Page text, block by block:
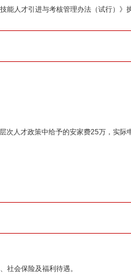
能人才引进与考核管理办法（试行）》
次人才政策中给予的安家费25万，实际
社会保险及福利待遇。